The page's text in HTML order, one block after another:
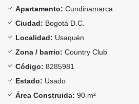
Apartamento: Cundinamarca
Ciudad: Bogotá D.C.
Localidad: Usaquén
Zona / barrio: Country Club
Código: 8285981
Estado: Usado
Área Construida: 90 m²